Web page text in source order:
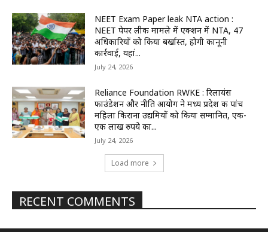
NEET Exam Paper leak NTA action :
NEET पेपर लीक मामले में एक्शन में NTA, 47
अधिकारियों को किया बर्खास्त, होगी कानूनी
कार्रवाई, यहां...
July 24, 2026
Reliance Foundation RWKE : रिलायंस
फाउंडेशन और नीति आयोग ने मध्य प्रदेश की पांच
महिला किराना उद्यमियों को किया सम्मानित, एक-
एक लाख रुपये का...
July 24, 2026
Load more
RECENT COMMENTS